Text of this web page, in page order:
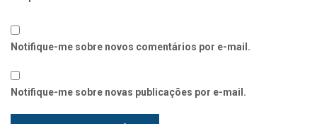
Notifique-me sobre novos comentários por e-mail.
Notifique-me sobre novas publicações por e-mail.